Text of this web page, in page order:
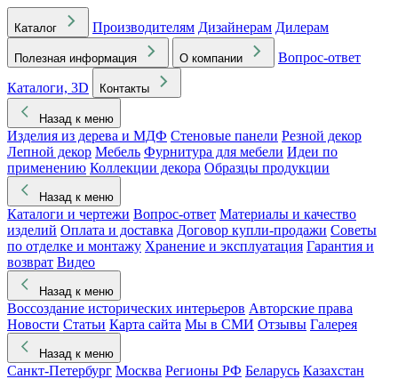
Каталог Производителям Дизайнерам Дилерам
Полезная информация О компании
Вопрос-ответ
Каталоги, 3D
Контакты
Назад к меню
Изделия из дерева и МДФ Стеновые панели Резной декор
Лепной декор Мебель Фурнитура для мебели Идеи по
применению Коллекции декора Образцы продукции
Назад к меню
Каталоги и чертежи Вопрос-ответ Материалы и качество
изделий Оплата и доставка Договор купли-продажи Советы
по отделке и монтажу Хранение и эксплуатация Гарантия и
возврат Видео
Назад к меню
Воссоздание исторических интерьеров Авторские права
Новости Статьи Карта сайта Мы в СМИ Отзывы Галерея
Назад к меню
Санкт-Петербург Москва Регионы РФ Беларусь Казахстан